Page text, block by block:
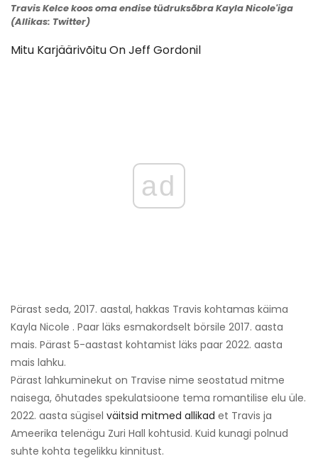
Travis Kelce koos oma endise tüdruksõbra Kayla Nicole'iga
(Allikas: Twitter)
Mitu Karjäärivõitu On Jeff Gordonil
ad
Pärast seda, 2017. aastal, hakkas Travis kohtamas käima
Kayla Nicole . Paar läks esmakordselt börsile 2017. aasta
mais. Pärast 5-aastast kohtamist läks paar 2022. aasta
mais lahku.
Pärast lahkuminekut on Travise nime seostatud mitme
naisega, õhutades spekulatsioone tema romantilise elu üle.
2022. aasta sügisel väitsid mitmed allikad et Travis ja
Ameerika telenägu Zuri Hall kohtusid. Kuid kunagi polnud
suhte kohta tegelikku kinnitust.